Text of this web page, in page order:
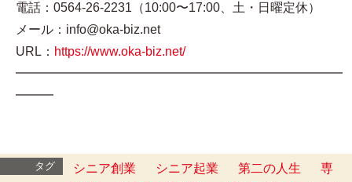
電話：0564-26-2231（10:00〜17:00、土・日曜定休）
メール：info@oka-biz.net
URL： https://www.oka-biz.net/
━━━━━━━━━━━━━━━━━━━━━━━━━━
━━━
タグ シニア創業 シニア起業 第二の人生
専